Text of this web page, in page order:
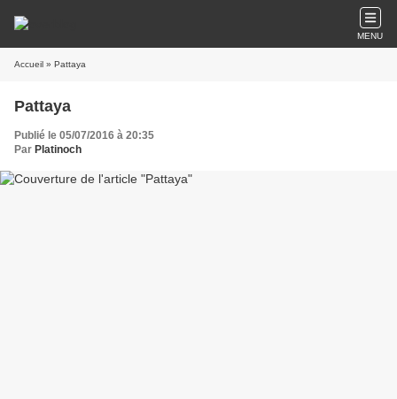
MENU
Accueil » Pattaya
Pattaya
Publié le 05/07/2016 à 20:35
Par Platinoch